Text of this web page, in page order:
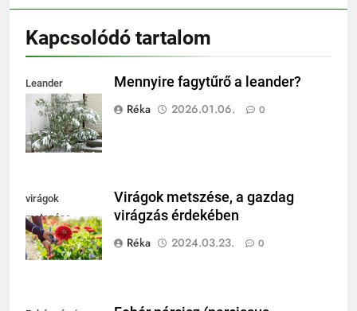
Kapcsolódó tartalom
Leander
fagytűrése
Mennyire fagytűrő a leander?
Réka
2026.01.06. 0
virágok
metszése
Virágok metszése, a gazdag
virágzás érdekében
Réka
2024.03.23. 0